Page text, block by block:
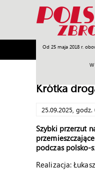
Od 25 maja 2018 r.
Armia Poligon
Krótka
25.09.2025, godz.
Szybki przerzut
podczas polsko-
Realizacja: